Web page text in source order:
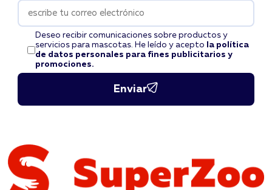
Deseo recibir comunicaciones sobre productos y
servicios para mascotas. He leído y acepto
la política
de datos personales para fines publicitarios y
promociones.
Enviar